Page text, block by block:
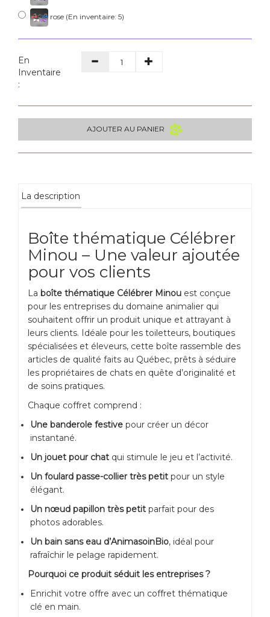
rose (En inventaire: 5)
En
Inventaire
:
AJOUTER AU PANIER
La description
Boîte thématique Célébrer
Minou – Une valeur ajoutée
pour vos clients
La boîte thématique Célébrer Minou est conçue
pour les entreprises du domaine animalier qui
souhaitent offrir un produit unique et attrayant à
leurs clients. Idéale pour les toiletteurs, boutiques
spécialisées et éleveurs, cette boîte rassemble des
articles de qualité faits au Québec, prêts à séduire
les propriétaires de chats en quête d’originalité et
de soins pratiques.
Chaque coffret comprend :
Une banderole festive pour créer un décor
instantané.
Un jouet pour chat qui stimule le jeu et l’activité.
Un foulard passe-collier très petit pour un style
élégant.
Un nœud papillon très petit parfait pour des
photos adorables.
Un bain sans eau d’AnimasoinBio, idéal pour
rafraîchir le pelage rapidement.
Pourquoi ce produit séduit les entreprises ?
Enrichit votre offre avec un coffret thématique
clé en main.